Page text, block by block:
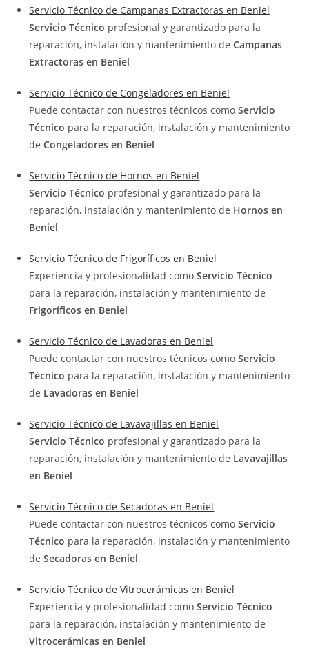
Servicio Técnico de Campanas Extractoras en Beniel
Servicio Técnico profesional y garantizado para la
reparación, instalación y mantenimiento deCampanas
Extractoras en Beniel
Servicio Técnico de Congeladores en Beniel
Puede contactar con nuestros técnicos como Servicio
Técnico para la reparación, instalación y mantenimiento
deCongeladores en Beniel
Servicio Técnico de Hornos en Beniel
Servicio Técnico profesional y garantizado para la
reparación, instalación y mantenimiento de Hornos en
Beniel
Servicio Técnico de Frigoríficos en Beniel
Experiencia y profesionalidad comoServicio Técnico
para la reparación, instalación y mantenimiento de
Frigoríficos en Beniel
Servicio Técnico de Lavadoras en Beniel
Puede contactar con nuestros técnicos comoServicio
Técnico para la reparación, instalación y mantenimiento
de Lavadoras en Beniel
Servicio Técnico de Lavavajillas en Beniel
Servicio Técnico profesional y garantizado para la
reparación, instalación y mantenimiento de Lavavajillas
en Beniel
Servicio Técnico de Secadoras en Beniel
Puede contactar con nuestros técnicos comoServicio
Técnico para la reparación, instalación y mantenimiento
deSecadoras en Beniel
Servicio Técnico de Vitrocerámicas en Beniel
Experiencia y profesionalidad comoServicio Técnico
para la reparación, instalación y mantenimiento de
Vitrocerámicas en Beniel